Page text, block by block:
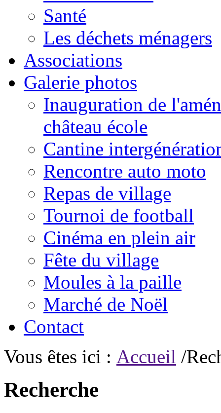
Santé
Les déchets ménagers
Associations
Galerie photos
Inauguration de
château école
Cantine
Rencontre auto moto
Repas de village
Tournoi de football
Cinéma en plein air
Fête du village
Moules à la paille
Marché de Noël
Contact
Vous êtes ici : Accueil /
Recherche